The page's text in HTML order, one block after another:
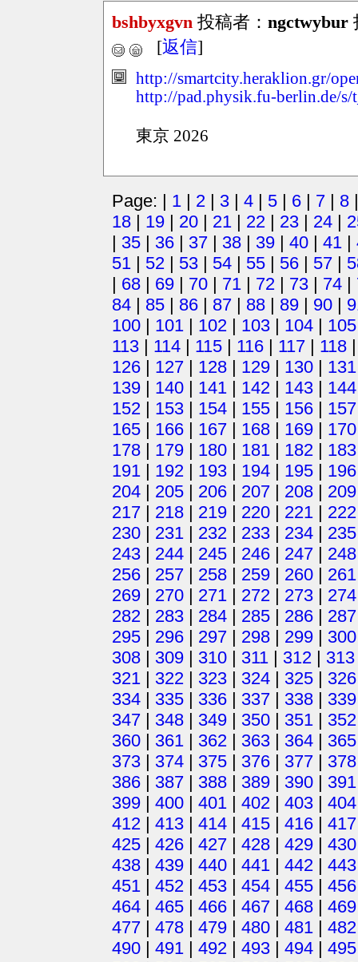
bshbyxgvn 投稿者： ngctwybur
[返信]
http://smartcity.heraklion.gr/
http://pad.physik.fu-berlin.de/s/
東京 2026
Page: | 1 | 2 | 3 | 4 | 5 | 6 | 7 | 8
18 | 19 | 20 | 21 | 22 | 23 | 24 |
| 35 | 36 | 37 | 38 | 39 | 40 | 41 |
51 | 52 | 53 | 54 | 55 | 56 | 57 |
| 68 | 69 | 70 | 71 | 72 | 73 | 74 |
84 | 85 | 86 | 87 | 88 | 89 | 90 |
100 | 101 | 102 | 103 | 104 | 105
113 | 114 | 115 | 116 | 117 | 118
126 | 127 | 128 | 129 | 130 | 131
139 | 140 | 141 | 142 | 143 | 144
152 | 153 | 154 | 155 | 156 | 157
165 | 166 | 167 | 168 | 169 | 170
178 | 179 | 180 | 181 | 182 | 183
191 | 192 | 193 | 194 | 195 | 196
204 | 205 | 206 | 207 | 208 | 209
217 | 218 | 219 | 220 | 221 | 222
230 | 231 | 232 | 233 | 234 | 235
243 | 244 | 245 | 246 | 247 | 248
256 | 257 | 258 | 259 | 260 | 261
269 | 270 | 271 | 272 | 273 | 274
282 | 283 | 284 | 285 | 286 | 287
295 | 296 | 297 | 298 | 299 | 300
308 | 309 | 310 | 311 | 312 | 313
321 | 322 | 323 | 324 | 325 | 326
334 | 335 | 336 | 337 | 338 | 339
347 | 348 | 349 | 350 | 351 | 352
360 | 361 | 362 | 363 | 364 | 365
373 | 374 | 375 | 376 | 377 | 378
386 | 387 | 388 | 389 | 390 | 391
399 | 400 | 401 | 402 | 403 | 404
412 | 413 | 414 | 415 | 416 | 417
425 | 426 | 427 | 428 | 429 | 430
438 | 439 | 440 | 441 | 442 | 443
451 | 452 | 453 | 454 | 455 | 456
464 | 465 | 466 | 467 | 468 | 469
477 | 478 | 479 | 480 | 481 | 482
490 | 491 | 492 | 493 | 494 | 495